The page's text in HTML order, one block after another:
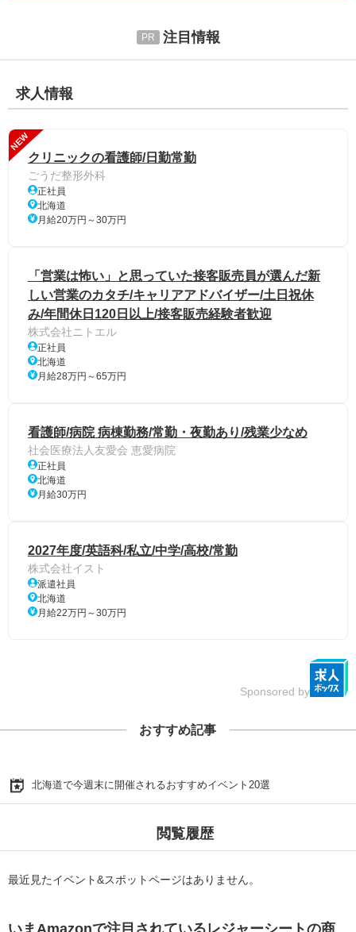
注目情報
求人情報
NEW
クリニックの看護師/日勤常勤
ごうだ整形外科
正社員
北海道
月給20万円～30万円
「営業は怖い」と思っていた接客販売員が選んだ新
しい営業のカタチ/キャリアアドバイザー/土日祝休
み/年間休日120日以上/接客販売経験者歓迎
株式会社ニトエル
正社員
北海道
月給28万円～65万円
看護師/病院 病棟勤務/常勤・夜勤あり/残業少なめ
社会医療法人友愛会 恵愛病院
正社員
北海道
月給30万円
2027年度/英語科/私立/中学/高校/常勤
株式会社イスト
派遣社員
北海道
月給22万円～30万円
Sponsored by
おすすめ記事
北海道で今週末に開催されるおすすめイベント20選
閲覧履歴
最近見たイベント&スポットページはありません。
いまAmazonで注目されているレジャーシートの商